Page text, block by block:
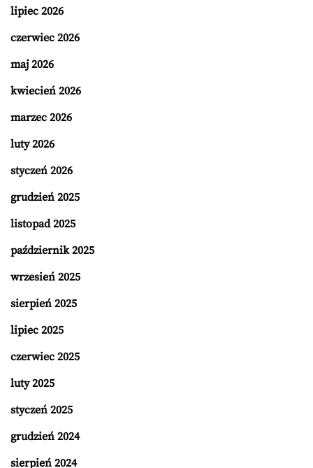
lipiec 2026
czerwiec 2026
maj 2026
kwiecień 2026
marzec 2026
luty 2026
styczeń 2026
grudzień 2025
listopad 2025
październik 2025
wrzesień 2025
sierpień 2025
lipiec 2025
czerwiec 2025
luty 2025
styczeń 2025
grudzień 2024
sierpień 2024